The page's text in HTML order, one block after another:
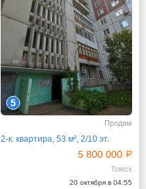
5
Продам
2-к. квартира, 53 м², 2/10 эт.
5 800 000
Томск
20 октября в 04:55